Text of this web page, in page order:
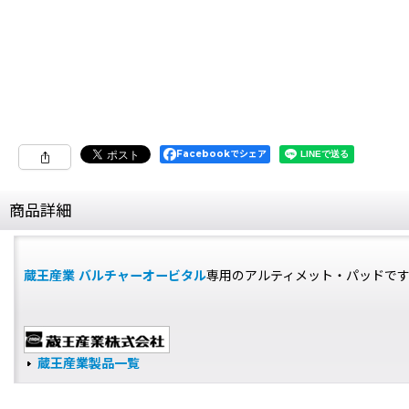
Facebookでシェア
商品詳細
蔵王産業 バルチャーオービタル専用のアルティメット・パッドで
蔵王産業製品一覧